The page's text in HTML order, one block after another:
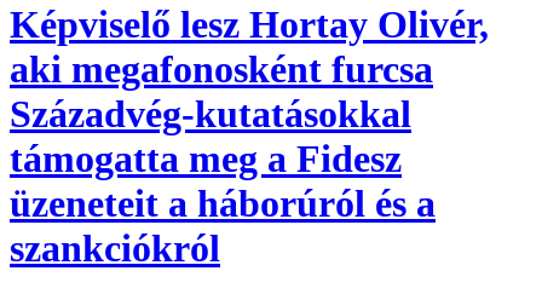
Képviselő lesz Hortay Olivér,
aki megafonosként furcsa
Századvég-kutatásokkal
támogatta meg a Fidesz
üzeneteit a háborúról és a
szankciókról